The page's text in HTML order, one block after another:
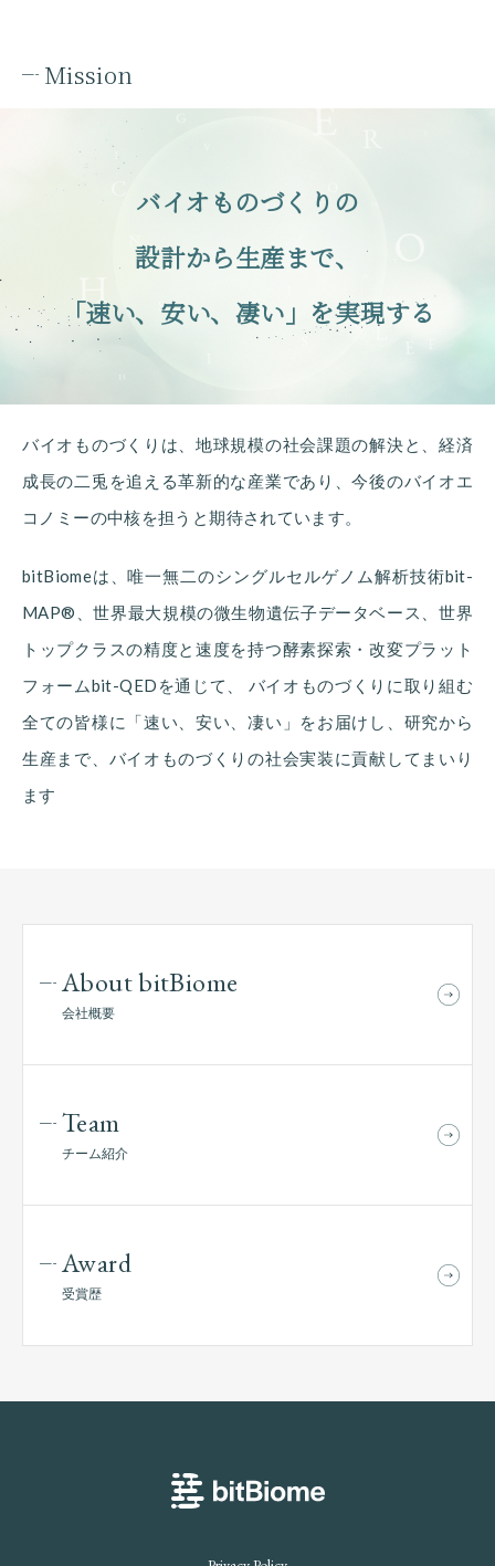
Mission
バイオものづくりの
設計から生産まで、
「速い、安い、凄い」を実現する
バイオものづくりは、地球規模の社会課題の解決と、経済
成長の二兎を追える革新的な産業であり、今後のバイオエ
コノミーの中核を担うと期待されています。
bitBiomeは、唯一無二のシングルセルゲノム解析技術bit-
MAP®、世界最大規模の微生物遺伝子データベース、世界
トップクラスの精度と速度を持つ酵素探索・改変プラット
フォームbit-QEDを通じて、 バイオものづくりに取り組む
全ての皆様に「速い、安い、凄い」をお届けし、研究から
生産まで、バイオものづくりの社会実装に貢献してまいり
ます
About bitBiome
会社概要
Team
チーム紹介
Award
受賞歴